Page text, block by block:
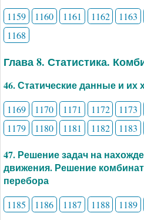
1159 1160 1161 1162 1163
1168
Глава 8. Статистика.
46. Статические данные и их
1169 1170 1171 1172 1173
1179
1180 1181 1182 1183
47. Решение задач на
движения. Решение
перебора
1185 1186 1187 1188 1189